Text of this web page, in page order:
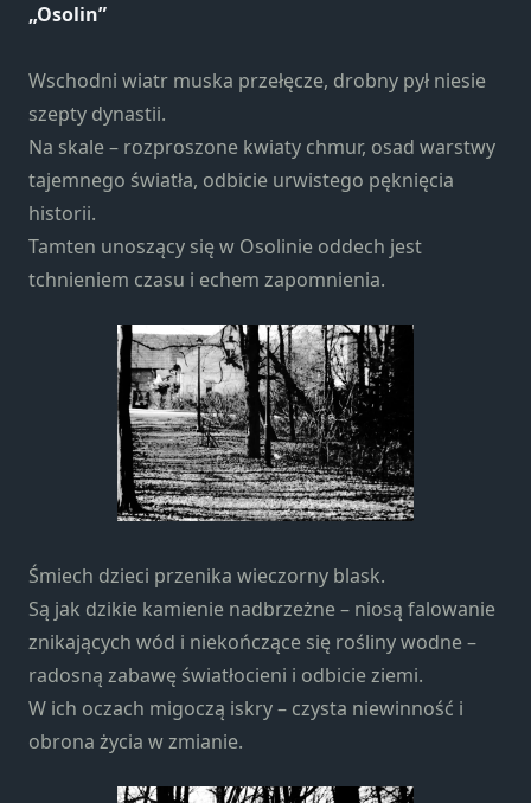
„Osolin”
Wschodni wiatr muska przełęcze, drobny pył niesie
szepty dynastii.
Na skale – rozproszone kwiaty chmur, osad warstwy
tajemnego światła, odbicie urwistego pęknięcia
historii.
Tamten unoszący się w Osolinie oddech jest
tchnieniem czasu i echem zapomnienia.
Śmiech dzieci przenika wieczorny blask.
Są jak dzikie kamienie nadbrzeżne – niosą falowanie
znikających wód i niekończące się rośliny wodne –
radosną zabawę światłocieni i odbicie ziemi.
W ich oczach migoczą iskry – czysta niewinność i
obrona życia w zmianie.
Te pliki cookie
nie są
one potrzebne
do
funkcjonowania
strony
internetowej.
Statystyka
poprawić
funkcjonalność
strony
internetowej,
na podstawie
używana.